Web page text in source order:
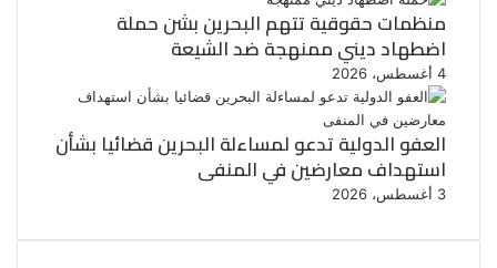
منظمات حقوقية تتهم البحرين بشن حملة
اضطهاد ديني ممنهجة ضد الشيعة
4 أغسطس، 2026
العفو الدولية تدعو لمساءلة البحرين قضائيا بشأن
استهداف معارضين في المنفى
3 أغسطس، 2026